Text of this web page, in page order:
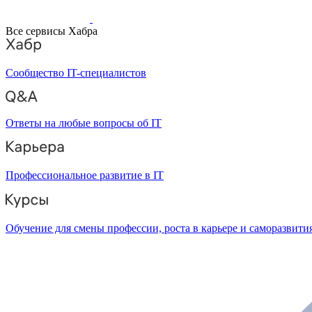
Все сервисы Хабра
Сообщество IT-специалистов
Ответы на любые вопросы об IT
Профессиональное развитие в IT
Обучение для смены профессии, роста в карьере и